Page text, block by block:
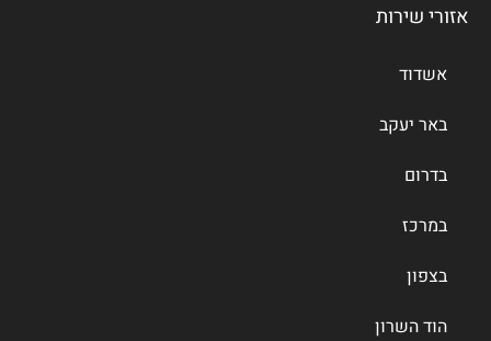
אזורי שירות
אשדוד
באר יעקב
בדרום
במרכז
בצפון
הוד השרון